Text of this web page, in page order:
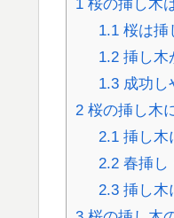
1 桜の挿し木
1.1桜は挿
1.2挿し木
1.3成功し
2 桜の挿し木
2.1挿し木
2.2春挿し
2.3挿し木